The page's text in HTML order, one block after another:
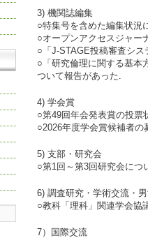
3) 機関誌編集
○特集号を含めた編集状況
○オープンアクセスジャー
○「J-STAGE投稿審査シ
○「研究倫理に関する基本
ついて報告があった.
4) 学会賞
○第49回年会発表賞の投票
○2026年度学会賞候補者の
5) 支部・研究会
○第1回～第3回研究会につ
6) 調査研究・学術交流・
○教科「理科」関連学会協
7）国際交流